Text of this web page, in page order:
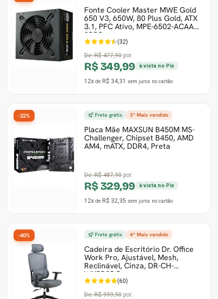
Fonte Cooler Master MWE Gold
650 V3, 650W, 80 Plus Gold, ATX
3.1, PFC Ativo, MPE-6502-ACAAG-
3BBR
(32)
De:R$ 477,90 por:
R$ 349,99 à vista no Pix
12x de R$ 34,31 sem juros no cartão
Frete grátis 3º Mais vendido
Placa Mãe MAXSUN B450M MS-
Challenger, Chipset B450, AMD
AM4, mATX, DDR4, Preta
De:R$ 487,90 por:
R$ 329,99 à vista no Pix
12x de R$ 32,35 sem juros no cartão
-32%
Frete grátis 4º Mais vendido
Cadeira de Escritório Dr. Office
Work Pro, Ajustável, Mesh,
Reclinável, Cinza, DR-CH-
WKPR2DG
(60)
De:R$ 999,90 por:
-40%